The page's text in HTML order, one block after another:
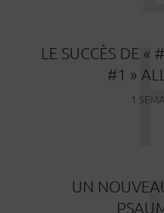
LE SUCCÈS DE «
#1 »
1
UN